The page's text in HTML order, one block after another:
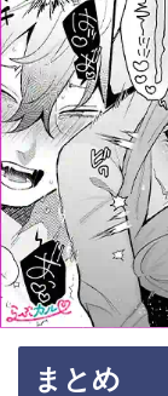
まとめ